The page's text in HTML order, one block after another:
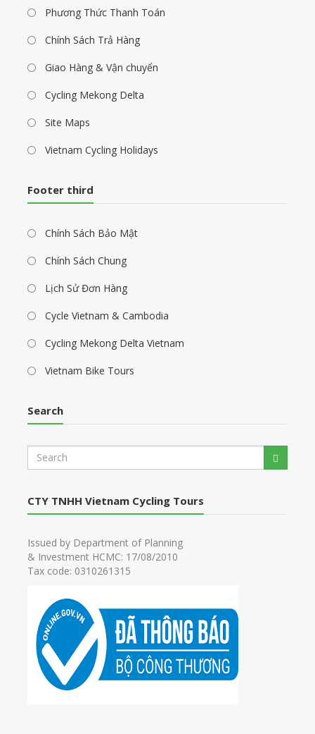
Phương Thức Thanh Toán
Chính Sách Trả Hàng
Giao Hàng & Vận chuyển
Cycling Mekong Delta
Site Maps
Vietnam Cycling Holidays
Footer third
Chính Sách Bảo Mật
Chính Sách Chung
Lịch Sử Đơn Hàng
Cycle Vietnam & Cambodia
Cycling Mekong Delta Vietnam
Vietnam Bike Tours
Search
c
Search
CTY TNHH Vietnam Cycling Tours
Issued by Department of Planning
& Investment HCMC: 17/08/2010
Tax code: 0310261315